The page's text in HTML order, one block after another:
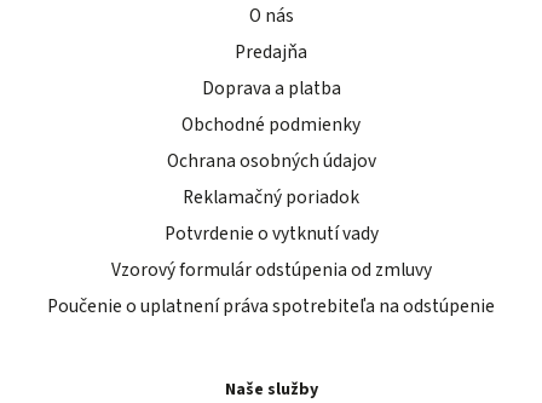
O nás
Predajňa
Doprava a platba
Obchodné podmienky
Ochrana osobných údajov
Reklamačný poriadok
Potvrdenie o vytknutí vady
Vzorový formulár odstúpenia od zmluvy
Poučenie o uplatnení práva spotrebiteľa na odstúpenie
Naše služby